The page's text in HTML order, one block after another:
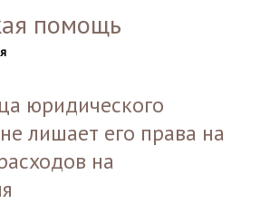
помощь
юридического
лишает его права на
на